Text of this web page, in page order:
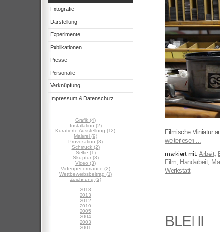
Fotografie
Darstellung
Experimente
Publikationen
Presse
Personalie
Verknüpfung
Impressum & Datenschutz
Grafik (4)
Installation (2)
Kuratierte Ausstellung (12)
Malerei (9)
Provokation (3)
Schmuck (2)
Selfie (1)
Skulptur (3)
Video (3)
Videoperformance (2)
Wettbewerbsbeitrag (1)
Zeichnung (3)
2018
2013
2012
2010
2005
2004
2003
2001
Filmische Miniatur
weiterlesen ...
markiert mit: Arbeit,
Film, Handarbeit,
Werkstatt
BLEI II